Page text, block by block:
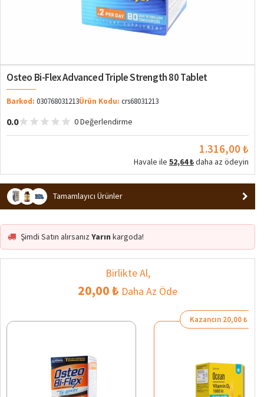
Osteo Bi-Flex Advanced Triple Strength 80 Tablet
Barkod: 030768031213Ürün Kodu: crs68031213
0.0 0 Değerlendirme
1.316,00 ₺
Havale ile 52,64 ₺daha az ödeyin
Tamamlayıcı Ürünler
Şimdi Satın alırsanızYarın kargoda!
Birlikte Al,
20,00 ₺ Daha Az Öde
Kazancın 20,00 ₺